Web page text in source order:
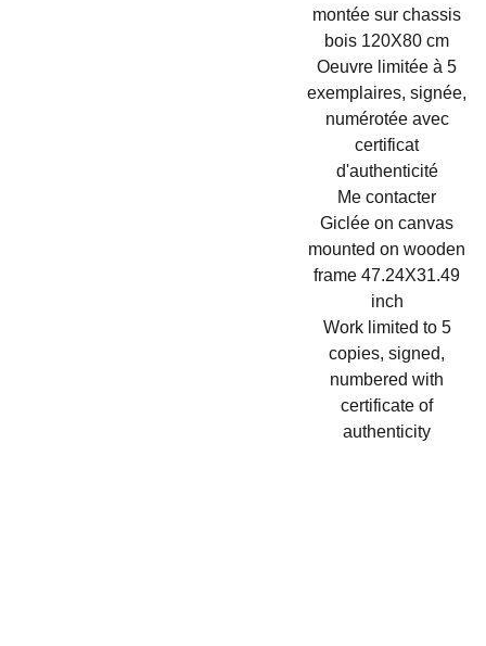
montée sur chassis
bois 120X80 cm
Oeuvre limitée à 5
exemplaires, signée,
numérotée avec
certificat
d'authenticité
Me contacter
Giclée on canvas
mounted on wooden
frame 47.24X31.49
inch
Work limited to 5
copies, signed,
numbered with
certificate of
authenticity